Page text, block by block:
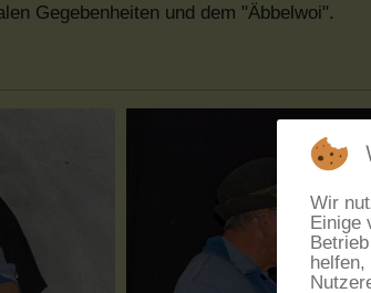
Gegebenheiten und dem "Äbbelwoi".
Wir
Einige